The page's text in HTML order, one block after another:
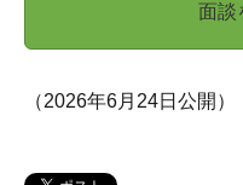
面談
（2026年6月24日公開）